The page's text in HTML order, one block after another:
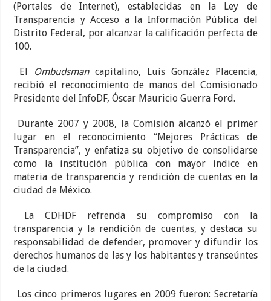
(Portales de Internet), establecidas en la Ley de
Transparencia y Acceso a la Información Pública del
Distrito Federal, por alcanzar la calificación perfecta de
100.
El Ombudsman capitalino, Luis González Placencia,
recibió el reconocimiento de manos del Comisionado
Presidente del InfoDF, Óscar Mauricio Guerra Ford.
Durante 2007 y 2008, la Comisión alcanzó el primer
lugar en el reconocimiento “Mejores Prácticas de
Transparencia”, y enfatiza su objetivo de consolidarse
como la institución pública con mayor índice en
materia de transparencia y rendición de cuentas en la
ciudad de México.
La CDHDF refrenda su compromiso con la
transparencia y la rendición de cuentas, y destaca su
responsabilidad de defender, promover y difundir los
derechos humanos de las y los habitantes y transeúntes
de la ciudad.
Los cinco primeros lugares en 2009 fueron: Secretaría